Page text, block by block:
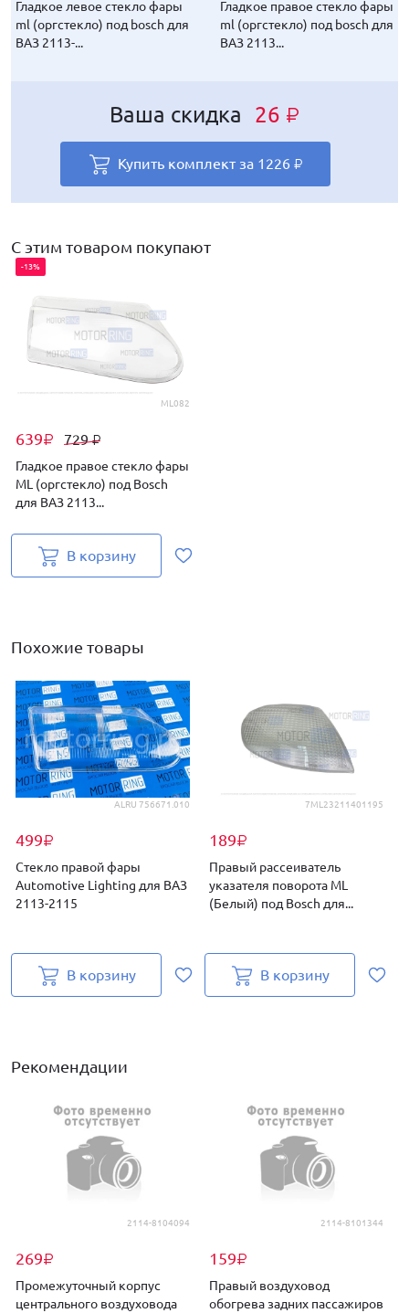
Гладкое левое стекло фары
ml (оргстекло) под bosch для
ВАЗ 2113-...
Гладкое правое стекло фары
ml (оргстекло) под bosch для
ВАЗ 2113...
Ваша скидка 26 ₽
Купить комплект за 1226 ₽
С этим товаром покупают
ML082
639₽ 729₽
-13%
Гладкое правое стекло фары
ML (оргстекло) под Bosch
для ВАЗ 2113...
В корзину
Похожие товары
ALRU 756671.010
499₽
Стекло правой фары
Automotive Lighting для ВАЗ
2113-2115
В корзину
7ML23211401195
189₽
Правый рассеиватель
указателя поворота ML
(Белый) под Bosch для...
В корзину
Рекомендации
2114-8104094
269₽
Промежуточный корпус
центрального воздуховода
2114-8101344
159₽
Правый воздуховод
обогрева задних пассажиров